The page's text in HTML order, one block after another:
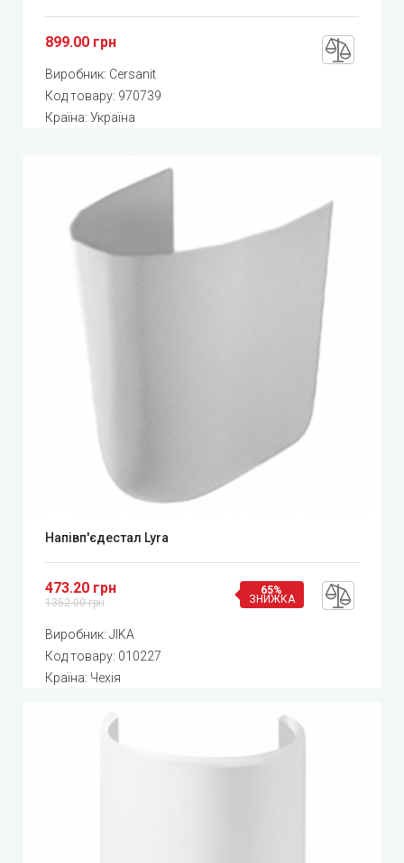
899.00 грн
Виробник: Cersanit
Код товару: 970739
Країна: Україна
Напівп'єдестал Lyra
473.20 грн
1352.00 грн
65%
ЗНИЖКА
Виробник: JIKA
Код товару: 010227
Країна: Чехія